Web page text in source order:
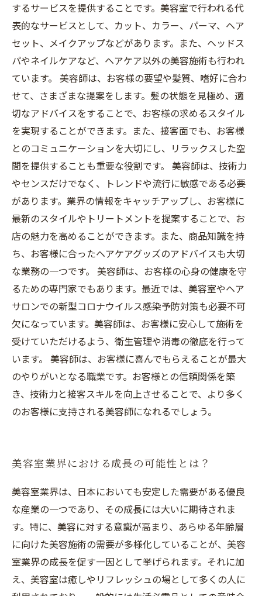
するサービスを提供することです。美容室で行われる代
表的なサービスとして、カット、カラー、パーマ、ヘア
セット、メイクアップなどがあります。また、ヘッドス
パやネイルケアなど、ヘアケア以外の美容施術も行われ
ています。 美容師は、お客様の要望や髪質、嗜好に合わ
せて、さまざまな提案をします。髪の状態を見極め、適
切なアドバイスをすることで、お客様の求めるスタイル
を実現することができます。また、接客面でも、お客様
とのコミュニケーションを大切にし、リラックスした空
間を提供することも重要な役割です。 美容師は、技術力
やセンスだけでなく、トレンドや流行に敏感である必要
があります。業界の情報をキャッチアップし、お客様に
最新のスタイルやトリートメントを提案することで、お
店の魅力を高めることができます。また、商品知識を持
ち、お客様に合ったヘアケアグッズのアドバイスも大切
な業務の一つです。 美容師は、お客様の心身の健康を守
るための専門家でもあります。最近では、美容室やヘア
サロンでの新型コロナウイルス感染予防対策も必要不可
欠になっています。美容師は、お客様に安心して施術を
受けていただけるよう、衛生管理や消毒の徹底を行って
います。 美容師は、お客様に喜んでもらえることが最大
のやりがいとなる職業です。お客様との信頼関係を築
き、技術力と接客スキルを向上させることで、より多く
のお客様に支持される美容師になれるでしょう。
美容室業界における成長の可能性とは？
美容室業界は、日本においても安定した需要がある優良
な産業の一つであり、その成長には大いに期待されま
す。特に、美容に対する意識が高まり、あらゆる年齢層
に向けた美容施術の需要が多様化していることが、美容
室業界の成長を促す一因として挙げられます。それに加
え、美容室は癒しやリフレッシュの場として多くの人に